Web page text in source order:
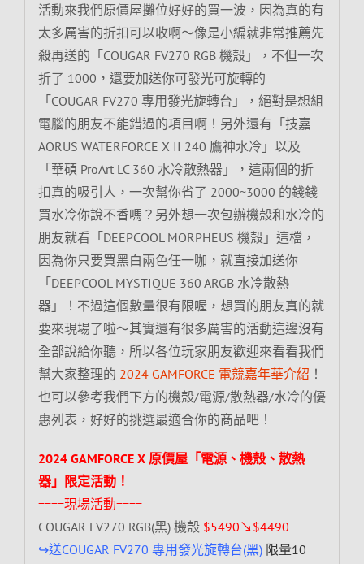
活動來我們原價屋攤位好好的買一波，因為真的有
太多厲害的折扣可以收啊～像是小編就非常推薦先
殺再送的「COUGAR FV270 RGB 機殼」，不但一次
折了 1000，還要加送你可發光可旋轉的
「COUGAR FV270 專用發光旋轉台」，絕對是想組
電腦的朋友不能錯過的項目啊！另外還有「技嘉
AORUS WATERFORCE X II 240 鷹神水冷」以及
「華碩 ProArt LC 360 水冷散熱器」，這兩個的折
扣真的吸引人，一次幫你省了 2000~3000 的錢錢
買水冷你說不香嗎？另外想一次包辦機殼和水冷的
朋友就看「DEEPCOOL MORPHEUS 機殼」這檔，
因為你只要買黑白兩色任一咖，就直接加送你
「DEEPCOOL MYSTIQUE 360 ARGB 水冷散熱
器」！不過這個數量很有限喔，想買的朋友真的就
要來現場了啦～其實還有很多厲害的活動這邊沒有
全部說給你聽，所以各位玩家朋友歡迎來看看我們
幫大家整理的 2024 GAMFORCE 電競嘉年華介紹 ！
也可以參考我們下方的機殼/電源/散熱器/水冷的優
惠列表，好好的挑選最適合你的商品吧！
2024 GAMFORCE X 原價屋「電源、機殼、散熱
器」限定活動！
====現場活動====
COUGAR FV270 RGB(黑) 機殼 $5490↘$4490
↪送COUGAR FV270 專用發光旋轉台(黑) 限量10